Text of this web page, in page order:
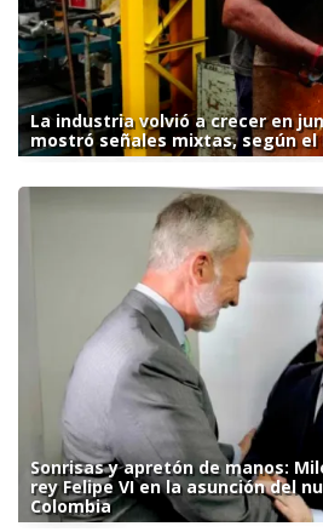
La industria volvió a crecer en
mostró señales mixtas, según el
Sonrisas y apretón de manos:
rey Felipe VI en la asunción del
Colombia